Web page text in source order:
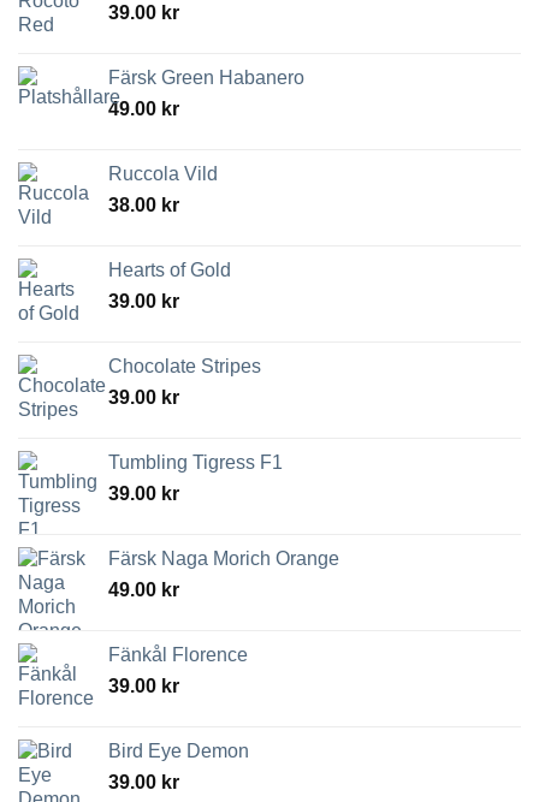
39.00 kr
Färsk Green Habanero
49.00 kr
Ruccola Vild
38.00 kr
Hearts of Gold
39.00 kr
Chocolate Stripes
39.00 kr
Tumbling Tigress F1
39.00 kr
Färsk Naga Morich Orange
49.00 kr
Fänkål Florence
39.00 kr
Bird Eye Demon
39.00 kr